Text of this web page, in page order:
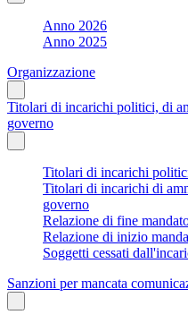
Anno 2026
Anno 2025
Organizzazione
Titolari di incarichi politici, di
governo
Titolari di incarichi
Titolari di incarichi di
governo
Relazione di fine
Relazione di inizio
Soggetti cessati
Sanzioni per mancata